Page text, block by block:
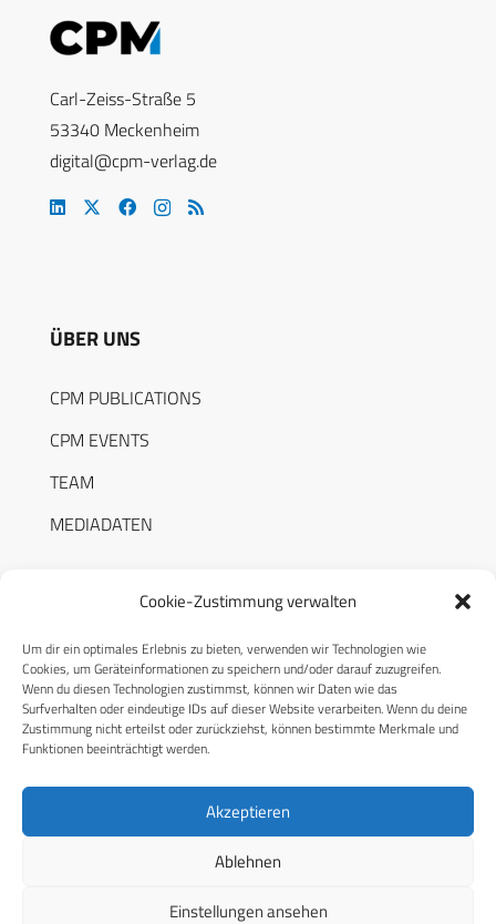
Cookie-Zustimmung verwalten
Um dir ein optimales Erlebnis zu bieten, verwenden wir Technologien wie
Cookies, um Geräteinformationen zu speichern und/oder darauf zuzugreifen.
Wenn du diesen Technologien zustimmst, können wir Daten wie das
Surfverhalten oder eindeutige IDs auf dieser Website verarbeiten. Wenn du deine
Zustimmung nicht erteilst oder zurückziehst, können bestimmte Merkmale und
Funktionen beeinträchtigt werden.
Akzeptieren
Ablehnen
Einstellungen ansehen
Carl-Zeiss-Straße 5
53340 Meckenheim
digital@cpm-verlag.de
ÜBER UNS
CPM PUBLICATIONS
CPM EVENTS
TEAM
MEDIADATEN
RECHTLICHES
Datenschutzerklärung
Cookie-Richtlinie (EU)